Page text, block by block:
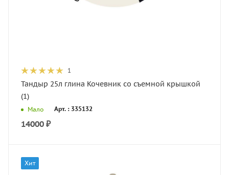
1
Тандыр 25л глина Кочевник со съемной крышкой
(1)
Мало Арт. : 335132
14000 ₽
Хит